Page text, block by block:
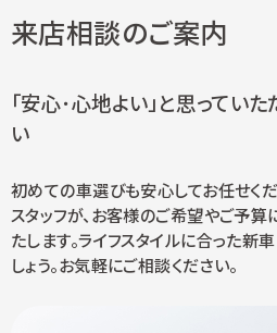
来店相談のご案内
「安心･心地よい」と思ってい
い
初めての車選びも安心してお任せく
スタッフが、お客様のご希望やご予
たします。ライフスタイルに合った
しょう。お気軽にご相談ください。